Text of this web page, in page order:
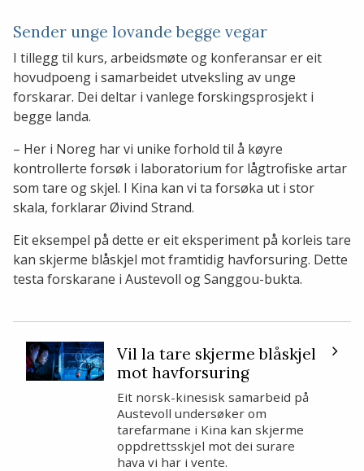
Sender unge lovande begge vegar
I tillegg til kurs, arbeidsmøte og konferansar er eit
hovudpoeng i samarbeidet utveksling av unge
forskarar. Dei deltar i vanlege forskingsprosjekt i
begge landa.
– Her i Noreg har vi unike forhold til å køyre
kontrollerte forsøk i laboratorium for lågtrofiske artar
som tare og skjel. I Kina kan vi ta forsøka ut i stor
skala, forklarar Øivind Strand.
Eit eksempel på dette er eit eksperiment på korleis tare
kan skjerme blåskjel mot framtidig havforsuring. Dette
testa forskarane i Austevoll og Sanggou-bukta.
Vil la tare skjerme blåskjel
mot havforsuring
Eit norsk-kinesisk samarbeid på
Austevoll undersøker om
tarefarmane i Kina kan skjerme
oppdrettsskjel mot dei surare
hava vi har i vente.